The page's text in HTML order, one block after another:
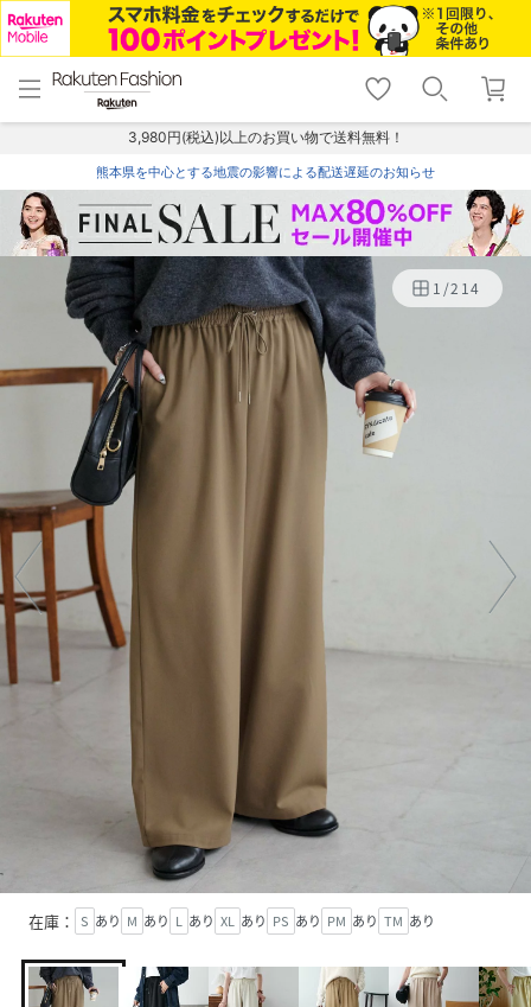
menu home
トップ
shopping_cart lock_outline
ログイン
3,980円(税込)以上のお買い物で送料無料！
熊本県を中心とする地震の影響による配送遅延のお知らせ
1 /214
在庫： S あり M あり L あり XL あり PS あり PM あり TM あり